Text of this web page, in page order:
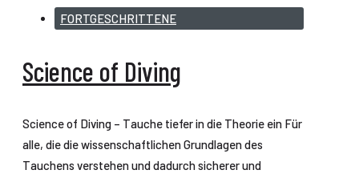
FORTGESCHRITTENE
Science of Diving
Science of Diving – Tauche tiefer in die Theorie ein Für
alle, die die wissenschaftlichen Grundlagen des
Tauchens verstehen und dadurch sicherer und